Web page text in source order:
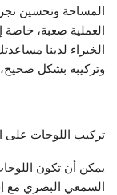
المساحة وتحسين
العملية صعبة،
الخبراء لدينا
وتركيبه بشكل
تركيب اللوحات على
يمكن أن تكون
السمعي البصري مع